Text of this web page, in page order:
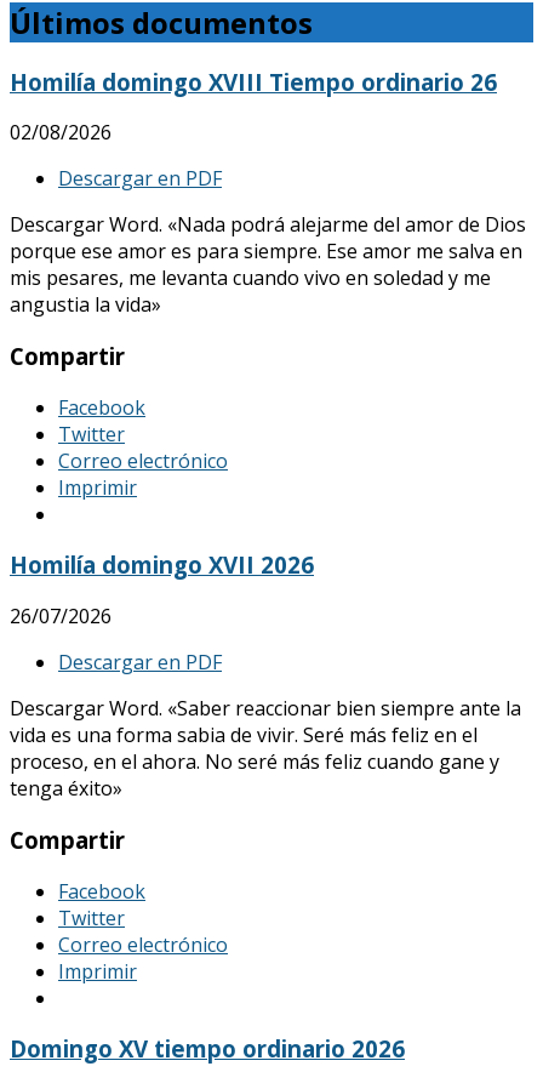
Últimos documentos
Homilía domingo XVIII Tiempo ordinario 26
02/08/2026
Descargar en PDF
Descargar Word. «Nada podrá alejarme del amor de Dios
porque ese amor es para siempre. Ese amor me salva en
mis pesares, me levanta cuando vivo en soledad y me
angustia la vida»
Compartir
Facebook
Twitter
Correo electrónico
Imprimir
Homilía domingo XVII 2026
26/07/2026
Descargar en PDF
Descargar Word. «Saber reaccionar bien siempre ante la
vida es una forma sabia de vivir. Seré más feliz en el
proceso, en el ahora. No seré más feliz cuando gane y
tenga éxito»
Compartir
Facebook
Twitter
Correo electrónico
Imprimir
Domingo XV tiempo ordinario 2026